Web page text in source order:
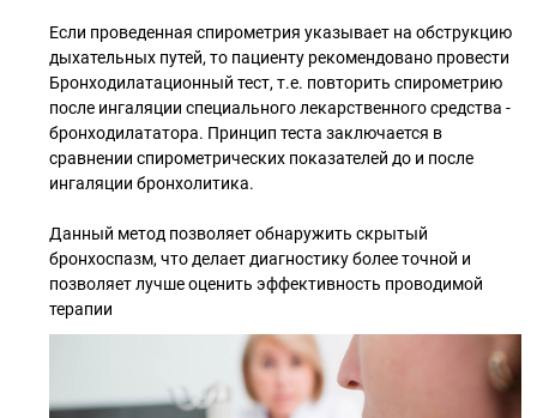
Если проведенная спирометрия указывает на обструкцию
дыхательных путей, то пациенту рекомендовано провести
Бронходилатационный тест, т.е. повторить спирометрию
после ингаляции специального лекарственного средства -
бронходилататора. Принцип теста заключается в
сравнении спирометрических показателей до и после
ингаляции бронхолитика.
Данный метод позволяет обнаружить скрытый
бронхоспазм, что делает диагностику более точной и
позволяет лучше оценить эффективность проводимой
терапии